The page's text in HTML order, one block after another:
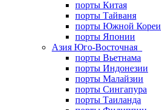
порты Китая
порты Тайваня
порты Южной Кореи
порты Японии
Азия Юго-Восточная
порты Вьетнама
порты Индонезии
порты Малайзии
порты Сингапура
порты Таиланда